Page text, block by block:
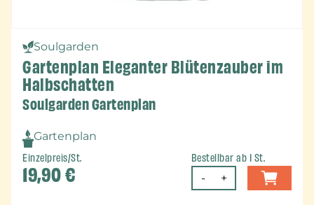
Soulgarden
Gartenplan Eleganter Blütenzauber im
Halbschatten
Soulgarden Gartenplan
Gartenplan
Einzelpreis/St.
19,90€
Bestellbar ab 1 St.
- +